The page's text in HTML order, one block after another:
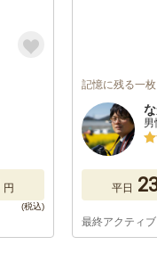
円
記憶に残る一
平日
最終アクティ